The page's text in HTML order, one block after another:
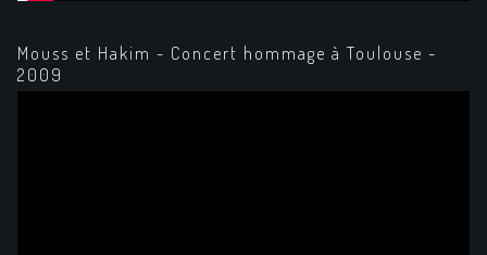
Mouss et Hakim - Concert hommage à Toulouse -
2009